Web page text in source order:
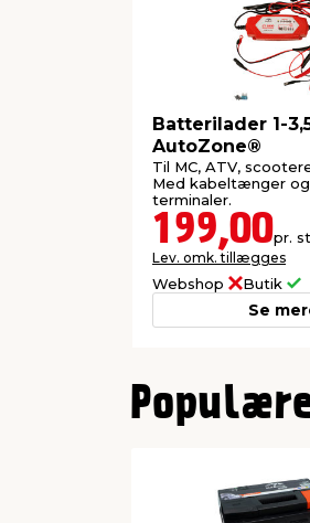
Batterilader 1-
AutoZone®
Til MC, ATV,
Med kabeltænger
terminaler.
199,00pr.
Lev. omk. tillægges
Webshop Butik
Se